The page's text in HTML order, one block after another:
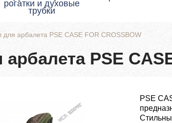
рогатки и духовые
трубки
для арбалета PSE CASE FOR CROSSBOW
PSE
PSE